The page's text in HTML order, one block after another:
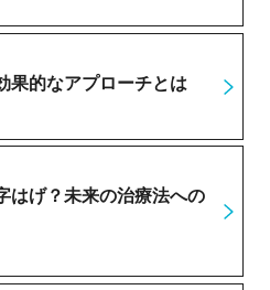
果的なアプローチとは
はげ？未来の治療法への